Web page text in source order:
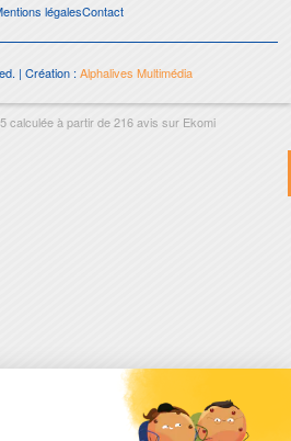
légalesContact
| Création :Alphalives Multimédia
5calculée à partir de216avis sur Ekomi